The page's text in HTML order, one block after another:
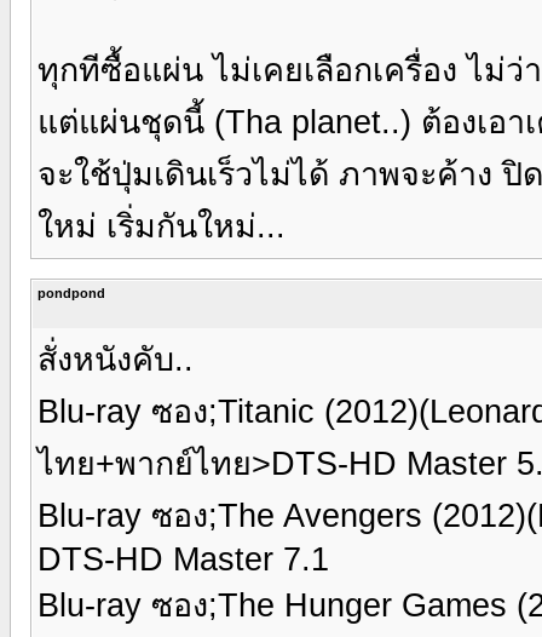
ทุกทีซื้อแผ่น ไม่เคยเลือกเครื่อง ไม่ว่
แต่แผ่นชุดนี้ (Tha planet..) ต้องเอา
จะใช้ปุ่มเดินเร็วไม่ได้ ภาพจะค้าง
ใหม่ เริ่มกันใหม่...
pondpond
สั่งหนังคับ..
Blu-ray ซอง;Titanic
ไทย+พากย์ไทย>DTS-HD Master
Blu-ray ซอง;The Avengers
DTS-HD Master 7.1
Blu-ray ซอง;The Hunger Games